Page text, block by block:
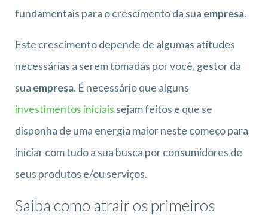
fundamentais para o crescimento da sua empresa.
Este crescimento depende de algumas atitudes
necessárias a serem tomadas por você, gestor da
sua empresa. É necessário que alguns
investimentos iniciais sejam feitos e que se
disponha de uma energia maior neste começo para
iniciar com tudo a sua busca por consumidores de
seus produtos e/ou serviços.
Saiba como atrair os primeiros